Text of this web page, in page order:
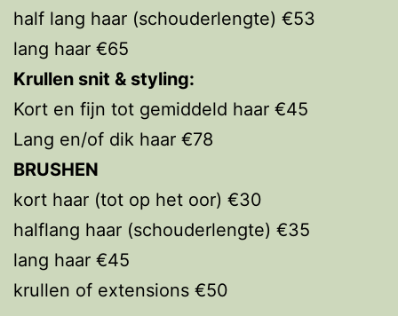
half lang haar (schouderlengte) €53
lang haar €65
Krullen snit & styling:
Kort en fijn tot gemiddeld haar €45
Lang en/of dik haar €78
BRUSHEN
kort haar (tot op het oor) €30
halflang haar (schouderlengte) €35
lang haar €45
krullen of extensions €50